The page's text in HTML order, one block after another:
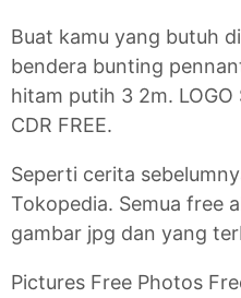
Buat kamu yang butuh
bendera bunting
hitam putih 3 2m. LOGO
CDR FREE.
Seperti cerita
Tokopedia. Semua free
gambar jpg dan yang
Pictures Free Photos